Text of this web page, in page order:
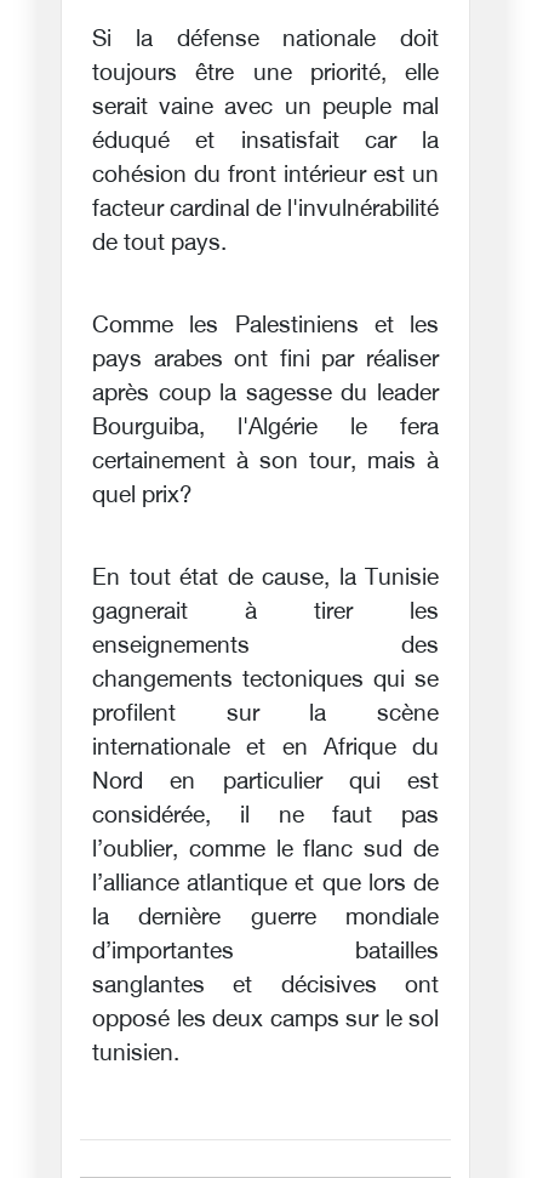
Si la défense nationale doit
toujours être une priorité, elle
serait vaine avec un peuple mal
éduqué et insatisfait car la
cohésion du front intérieur est un
facteur cardinal de l'invulnérabilité
de tout pays.
Comme les Palestiniens et les
pays arabes ont fini par réaliser
après coup la sagesse du leader
Bourguiba, l'Algérie le fera
certainement à son tour, mais à
quel prix?
En tout état de cause, la Tunisie
gagnerait à tirer les
enseignements des
changements tectoniques qui se
profilent sur la scène
internationale et en Afrique du
Nord en particulier qui est
considérée, il ne faut pas
l’oublier, comme le flanc sud de
l’alliance atlantique et que lors de
la dernière guerre mondiale
d’importantes batailles
sanglantes et décisives ont
opposé les deux camps sur le sol
tunisien.